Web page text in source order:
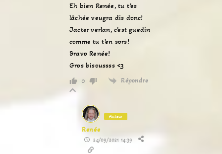
Eh bien Renée, tu t’es
lâchée veugra dis donc!
Jacter verlan, c’est guedin
comme tu t’en sors!
Bravo Renée!
Gros bisoussss <3
0 Répondre
Auteur
Renée
24/09/2021 14:39